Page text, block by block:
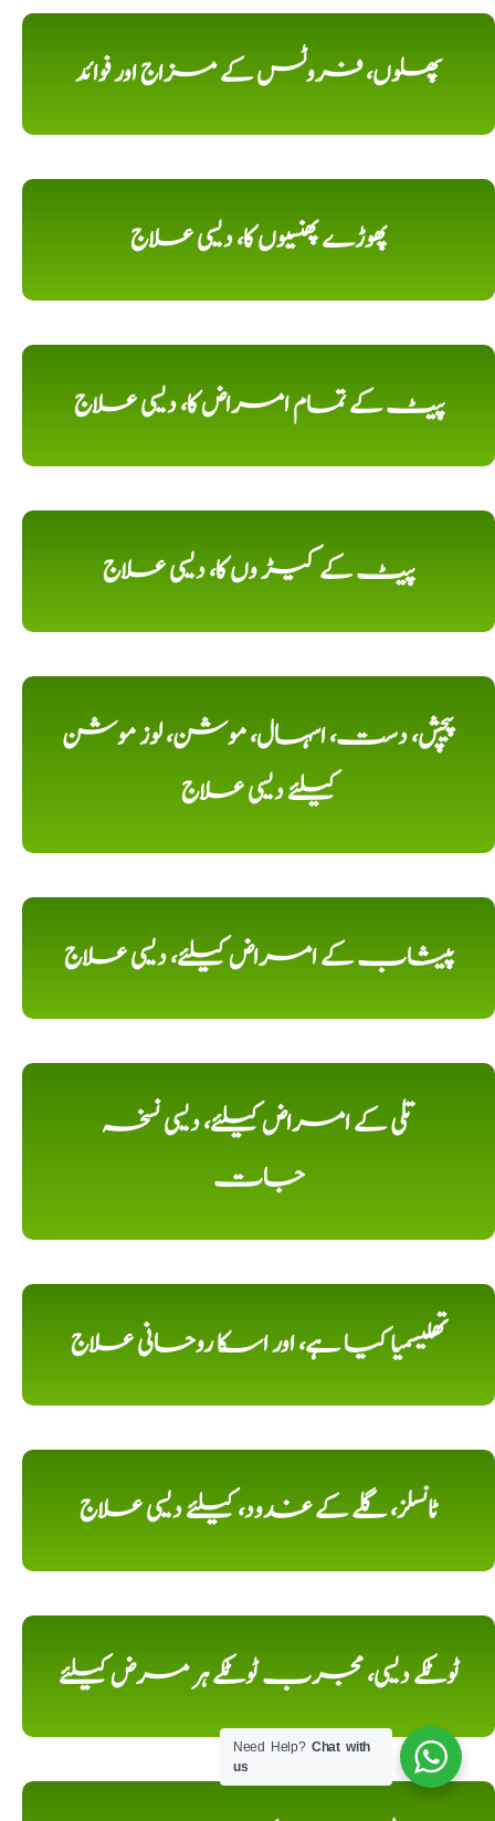
پھلوں، فروٹس کے مزاج اور فوائد
پھوڑے پھنسیوں کا، دیسی علاج
پیٹ کے تمام امراض کا، دیسی علاج
پیٹ کے کیڑ وں کا، دیسی علاج
پیچش، دست، اسہال، موشن، لوز موشن
کیلئے دیسی علاج
پیشاب کے امراض کیلئے، دیسی علاج
تلی کے امراض کیلئے، دیسی نسخہ
جات
تھلیسمیا کیا ہے، اور اسکا روحانی علاج
ٹانسلز، گلے کے غدود، کیلئے دیسی علاج
ٹوٹکے دیسی، مجرب ٹوٹکے ہر مرض کیلئے
Need Help?Chat with
us